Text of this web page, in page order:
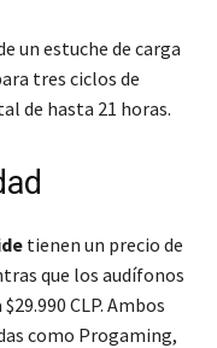
un estuche de carga
tres ciclos de
de hasta 21 horas.
tienen un precio de
que los audífonos
CLP. Ambos
como Progaming,